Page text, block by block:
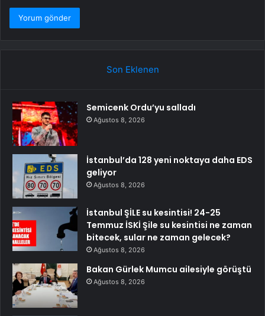
Son Eklenen
Semicenk Ordu’yu salladı
Ağustos 8, 2026
İstanbul’da 128 yeni noktaya daha EDS
geliyor
Ağustos 8, 2026
İstanbul ŞİLE su kesintisi! 24-25
Temmuz İSKİ Şile su kesintisi ne zaman
bitecek, sular ne zaman gelecek?
Ağustos 8, 2026
Bakan Gürlek Mumcu ailesiyle görüştü
Ağustos 8, 2026